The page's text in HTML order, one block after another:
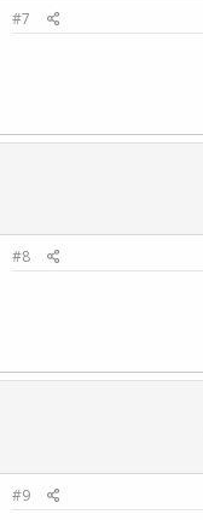
#7
#8
#9